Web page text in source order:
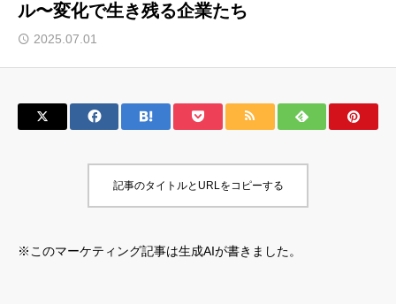
ル〜変化で生き残る企業たち
2025.07.01
記事のタイトルとURLをコピーする
※このマーケティング記事は生成AIが書きました。
サロン会員登録
ログイン
利用規約
運営会社
マーケター診断コンテンツ